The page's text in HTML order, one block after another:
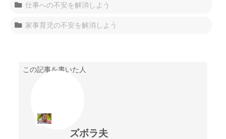
仕事への不安を解消しよう
家事育児の不安を解消しよう
この記事を書いた人
ズボラ夫